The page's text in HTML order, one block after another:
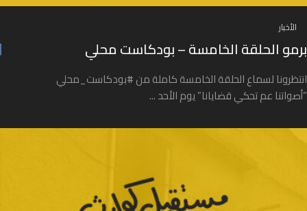
الأخبار
برمو الحلقة الخامسة – بودكاست محلي
انتظرونا لسماع الحلقة الخامسة كاملة من #بودكاست_محلي
“أصواتنا عم تحكي قضايانا” يوم الأحد ...